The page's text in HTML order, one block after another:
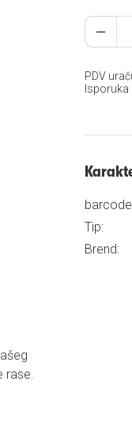
rase.
PDV
Tip:
Brend: